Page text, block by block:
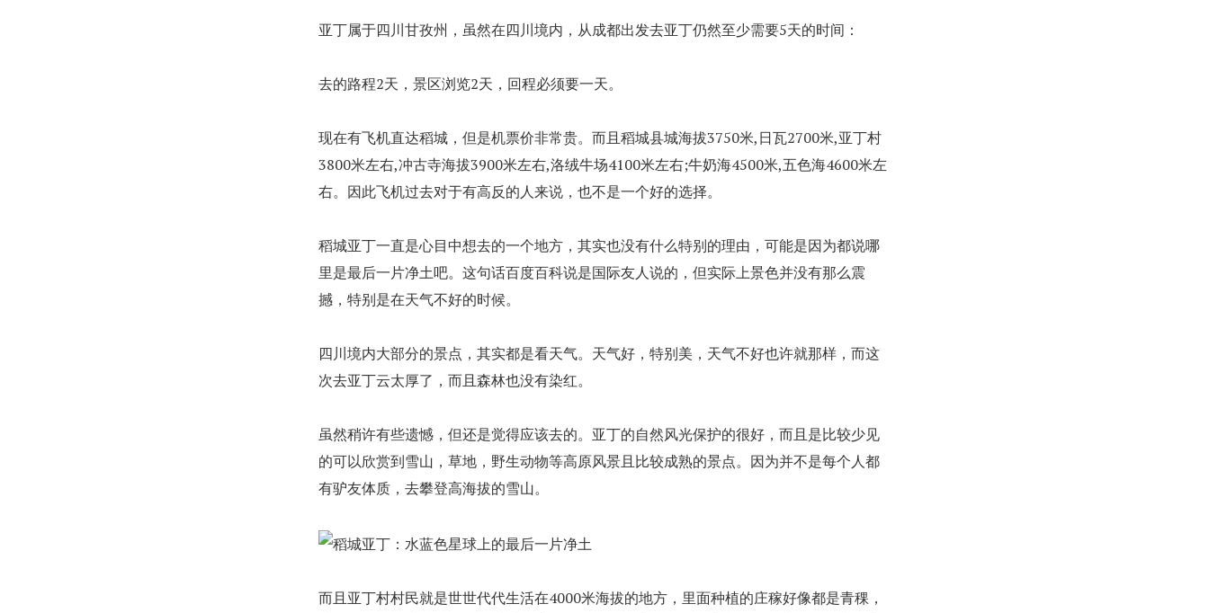
亚丁属于四川甘孜州，虽然在四川境内，从成都出发去亚丁仍然至少需要5天的时间：
去的路程2天，景区浏览2天，回程必须要一天。
现在有飞机直达稻城，但是机票价非常贵。而且稻城县城海拔3750米,日瓦2700米,亚丁村
3800米左右,冲古寺海拔3900米左右,洛绒牛场4100米左右;牛奶海4500米,五色海4600米左
右。因此飞机过去对于有高反的人来说，也不是一个好的选择。
稻城亚丁一直是心目中想去的一个地方，其实也没有什么特别的理由，可能是因为都说哪
里是最后一片净土吧。这句话百度百科说是国际友人说的，但实际上景色并没有那么震
撼，特别是在天气不好的时候。
四川境内大部分的景点，其实都是看天气。天气好，特别美，天气不好也许就那样，而这
次去亚丁云太厚了，而且森林也没有染红。
虽然稍许有些遗憾，但还是觉得应该去的。亚丁的自然风光保护的很好，而且是比较少见
的可以欣赏到雪山，草地，野生动物等高原风景且比较成熟的景点。因为并不是每个人都
有驴友体质，去攀登高海拔的雪山。
而且亚丁村村民就是世世代代生活在4000米海拔的地方，里面种植的庄稼好像都是青稞，